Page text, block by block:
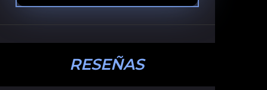
RESEÑAS